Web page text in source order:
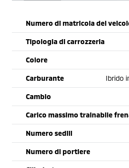
Numero di matricola del
Tipologia di carrozzeria
Colore
Carburante Ibrido
Cambio
Carico massimo trainabile
Numero sedili
Numero di portiere